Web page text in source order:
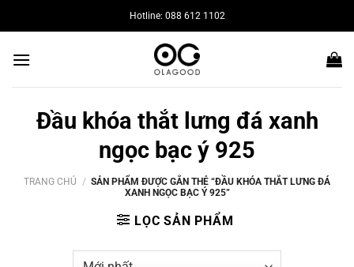
qua
dung
Hotline: 088 612 1102
Đầu khóa thắt lưng đá xanh
ngọc bạc ý 925
TRANG CHỦ / SẢN PHẨM ĐƯỢC GẮN THẺ “ĐẦU KHÓA THẮT LƯNG ĐÁ
XANH NGỌC BẠC Ý 925”
LỌC SẢN PHẨM